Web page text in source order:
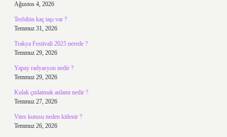
Ağustos 4, 2026
Tesbihin kaç taşı var ?
Temmuz 31, 2026
Trakya Festivali 2025 nerede ?
Temmuz 29, 2026
Yapay radyasyon nedir ?
Temmuz 29, 2026
Kulak çınlatmak anlamı nedir ?
Temmuz 27, 2026
Vites kutusu neden kitlenir ?
Temmuz 26, 2026